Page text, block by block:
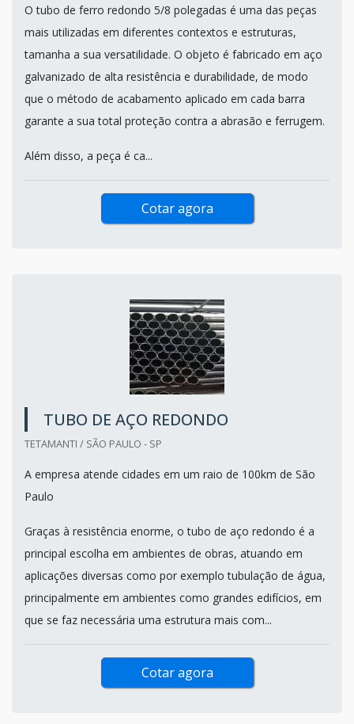
O tubo de ferro redondo 5/8 polegadas é uma das peças
mais utilizadas em diferentes contextos e estruturas,
tamanha a sua versatilidade. O objeto é fabricado em aço
galvanizado de alta resistência e durabilidade, de modo
que o método de acabamento aplicado em cada barra
garante a sua total proteção contra a abrasão e ferrugem.
Além disso, a peça é ca...
Cotar agora
TUBO DE AÇO REDONDO
TETAMANTI / SÃO PAULO - SP
A empresa atende cidades em um raio de 100km de São
Paulo
Graças à resistência enorme, o tubo de aço redondo é a
principal escolha em ambientes de obras, atuando em
aplicações diversas como por exemplo tubulação de água,
principalmente em ambientes como grandes edifícios, em
que se faz necessária uma estrutura mais com...
Cotar agora